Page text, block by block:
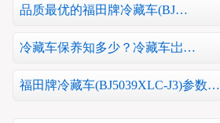
品质最优的福田牌冷藏车(BJ…
冷藏车保养知多少？冷藏车岀…
福田牌冷藏车(BJ5039XLC-J3)参数…